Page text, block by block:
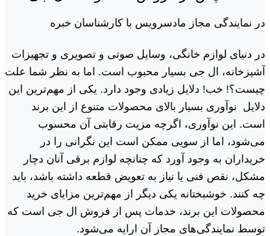
در نمایندگی مجاز مادسرویس با کارشناسان خبره
در دنیای لوازم خانگی، وسایل صوتی و تصویری و تجهیزات
آشپزخانه، ال جی بسیار محبوب است. اما به نظر شما علت
چیست؟! خب! دلایل زیادی وجود دارد. یکی از مهم‌ترین این
دلایل نوآوری بسیار بالای محصولات متنوع از این برند
است. این نوآوری، اگرچه مزیت رقابتی آن محسوب
می‌شود، اما از سویی ممکن است این نگرانی را در
خریداران به وجود آورد که چنانچه لوازم برقی آنان دچار
مشکل، نقص فنی یا نیاز به تعویض قطعه داشته باشد، باید
چه کنند. خوشبختانه یکی دیگر از مهم‌ترین مزایای خرید
محصولات این برند، خدمات پس از فروش ال جی است که
توسط نمایندگی‌های مجاز آن ارایه می‌شود.